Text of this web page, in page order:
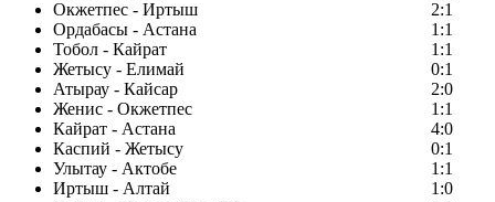
Окжетпес - Иртыш
2:1
Ордабасы - Астана
1:1
Тобол - Кайрат
1:1
Жетысу - Елимай
0:1
Атырау - Кайсар
2:0
Женис - Окжетпес
1:1
Кайрат - Астана
4:0
Каспий - Жетысу
0:1
Улытау - Актобе
1:1
Иртыш - Алтай
1:0